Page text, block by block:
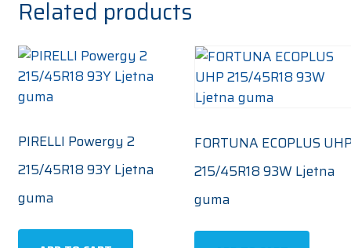
Related products
PIRELLI Powergy 2
215/45R18 93Y Ljetna
guma
FORTUNA ECOPLUS
215/45R18 93W Ljetna
guma